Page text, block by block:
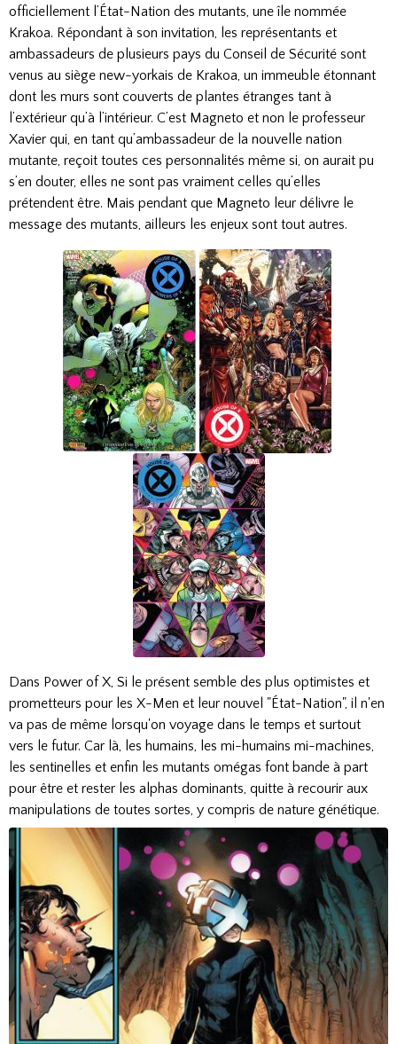
officiellement l’État-Nation des mutants, une île nommée
Krakoa. Répondant à son invitation, les représentants et
ambassadeurs de plusieurs pays du Conseil de Sécurité sont
venus au siège new-yorkais de Krakoa, un immeuble étonnant
dont les murs sont couverts de plantes étranges tant à
l’extérieur qu’à l’intérieur. C’est Magneto et non le professeur
Xavier qui, en tant qu’ambassadeur de la nouvelle nation
mutante, reçoit toutes ces personnalités même si, on aurait pu
s’en douter, elles ne sont pas vraiment celles qu’elles
prétendent être. Mais pendant que Magneto leur délivre le
message des mutants, ailleurs les enjeux sont tout autres.
Dans Power of X, Si le présent semble des plus optimistes et
prometteurs pour les X-Men et leur nouvel "État-Nation", il n'en
va pas de même lorsqu'on voyage dans le temps et surtout
vers le futur. Car là, les humains, les mi-humains mi-machines,
les sentinelles et enfin les mutants omégas font bande à part
pour être et rester les alphas dominants, quitte à recourir aux
manipulations de toutes sortes, y compris de nature génétique.